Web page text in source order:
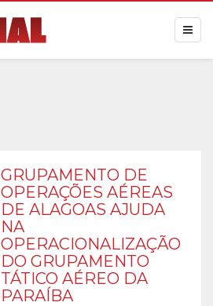
GRUPAMENTO DE
OPERAÇÕES AÉREAS
DE ALAGOAS AJUDA
NA
OPERACIONALIZAÇÃO
DO GRUPAMENTO
TÁTICO AÉREO DA
PARAÍBA